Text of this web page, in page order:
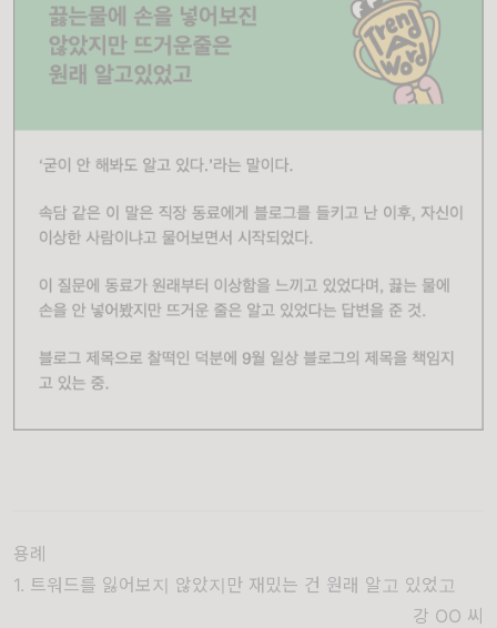
용례
1. 트워드를 잃어보지 않았지만 재밌는 건 원래 알고 있었고
강 OO 씨